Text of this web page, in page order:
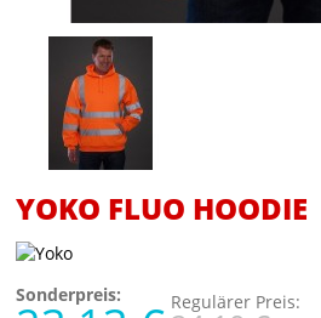
YOKO FLUO HOODIE
Sonderpreis: Regulärer Preis: